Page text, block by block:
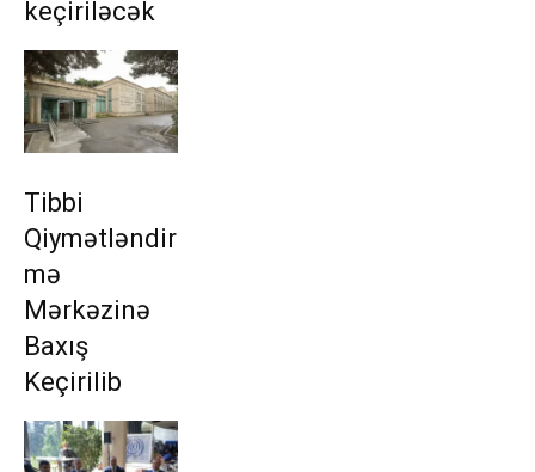
keçiriləcək
Tibbi
Qiymətləndir
mə
Mərkəzinə
Baxış
Keçirilib